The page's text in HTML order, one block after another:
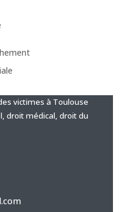
droit médical, droit du